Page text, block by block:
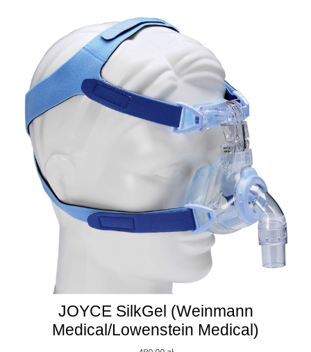
JOYCE SilkGel (Weinmann
Medical/Lowenstein Medical)